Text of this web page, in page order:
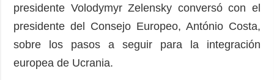
presidente Volodymyr Zelensky conversó con el
presidente del Consejo Europeo, António Costa,
sobre los pasos a seguir para la integración
europea de Ucrania.